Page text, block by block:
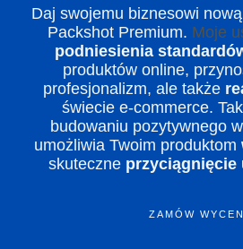
Daj swojemu biznesowi nową
Packshot Premium. Moje
podniesienia
produktów online,
profesjonalizm, ale także
świecie e-commerce.
budowaniu pozytywnego
umożliwia Twoim produktom
skuteczne przyciągnięcie
ZAMÓW